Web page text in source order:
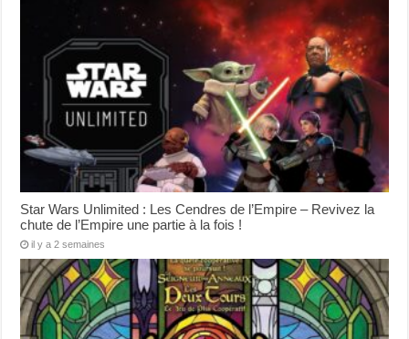
Star Wars Unlimited : Les Cendres de l’Empire – Revivez la
chute de l’Empire une partie à la fois !
il y a 2 semaines